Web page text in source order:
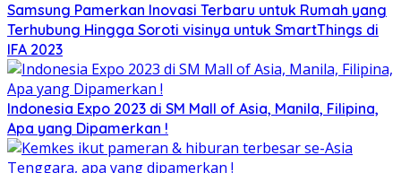
Samsung Pamerkan Inovasi Terbaru untuk Rumah yang
Terhubung Hingga Soroti visinya untuk SmartThings di
IFA 2023
Indonesia Expo 2023 di SM Mall of Asia, Manila, Filipina,
Apa yang Dipamerkan !